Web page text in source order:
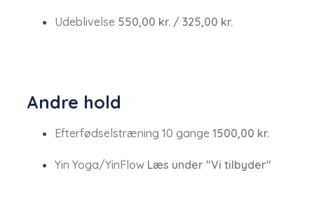
Udeblivelse 550,00 kr. / 325​,00 kr.
Andre hold
Efterfødselstræning 10 gange 1500,00​ kr.
Yin Yoga/YinFlow​ Læs under "Vi tilbyder"​